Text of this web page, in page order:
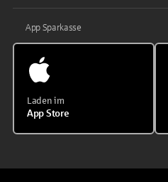
App Sparkasse
Laden im
App Store